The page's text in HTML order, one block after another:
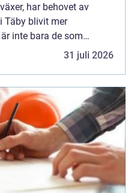
har behovet av
Täby blivit mer
inte bara de som
...
31 juli 2026